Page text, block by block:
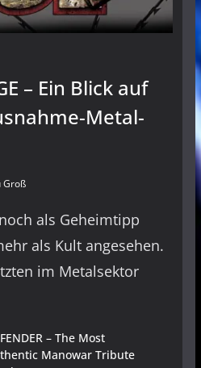
– Ein Blick auf
Metal-
Groß
als Geheimtipp
als Kult angesehen.
im Metalsektor
– The Most
Manowar Tribute